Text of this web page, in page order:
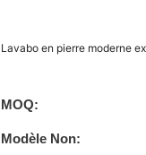
Lavabo en pierre moderne
MOQ:
Modèle Non: